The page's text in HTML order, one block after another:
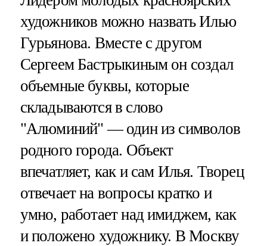
художников можно назвать Илью
Гурьянова. Вместе с другом
Сергеем Бастрыкиным он создал
объемные буквы, которые
складываются в слово
"Алюминий" — один из символов
родного города. Объект
впечатляет, как и сам Илья. Творец
отвечает на вопросы кратко и
умно, работает над имиджем, как
и положено художнику. В Москву